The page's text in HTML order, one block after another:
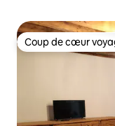
Coup de cœur
Coup de cœur